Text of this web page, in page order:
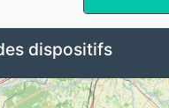
dispositifs